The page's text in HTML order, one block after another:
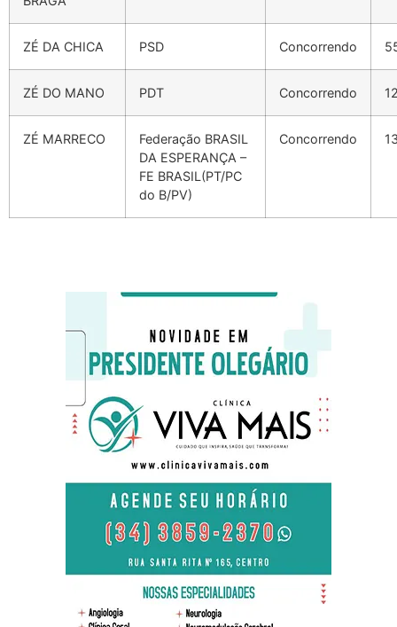
ZÉ DA CHICA PSD Concorrendo
ZÉ DO MANO PDT Concorrendo
ZÉ MARRECO
Federação BRASIL
DA ESPERANÇA –
FE BRASIL(PT/PC
do B/PV)
Concorrendo